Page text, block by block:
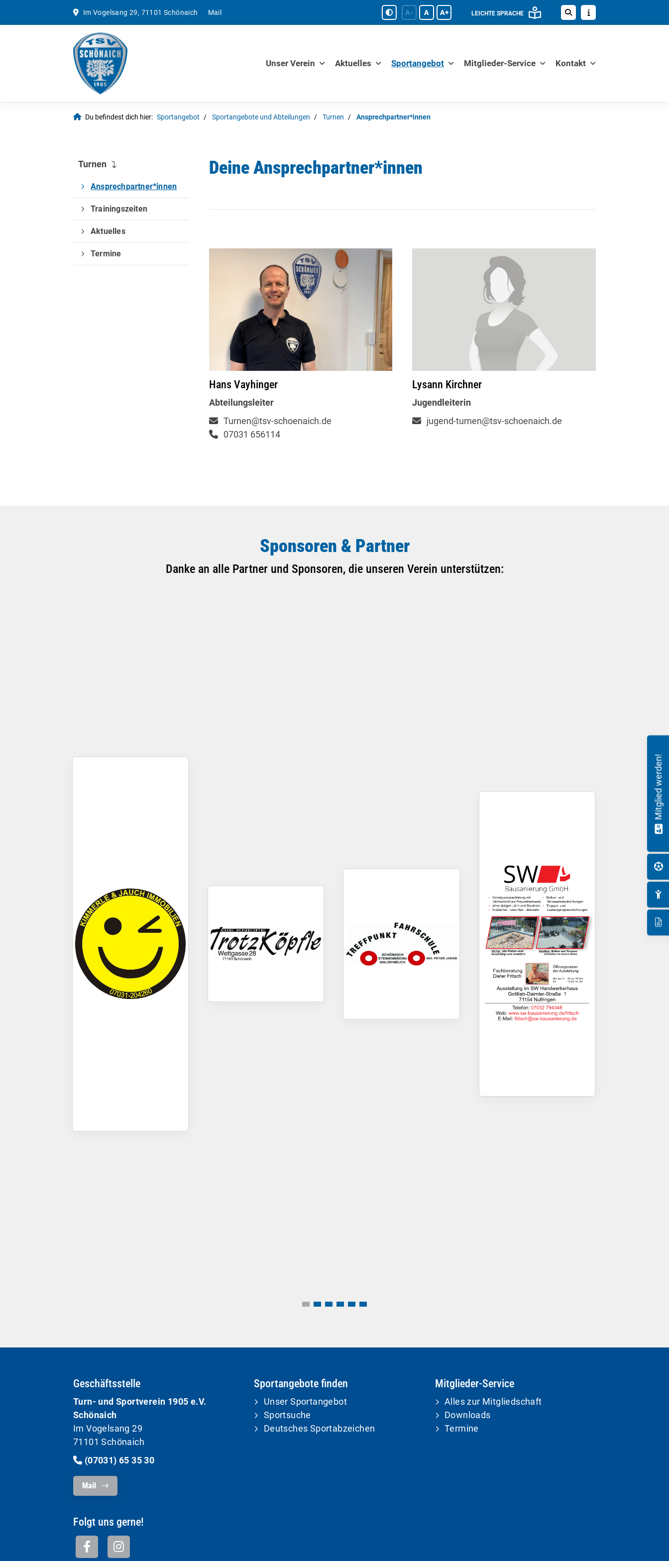
Im Vogelsang 29, 71101 Schönaich Mail A- A A+ LEICHTE SPRACHE
Unser Verein Aktuelles Sportangebot Mitglieder-Service Kontakt
Du befindest dich hier: Sportangebot Sportangebote und Abteilungen Turnen Ansprechpartner*innen
Deine Ansprechpartner*innen
Hans Vayhinger
Abteilungsleiter
Turnen@tsv-schoenaich.de
07031 656114
Lysann Kirchner
Jugendleiterin
jugend-turnen@tsv-schoenaich.de
Turnen
Ansprechpartner*innen
Trainingszeiten
Aktuelles
Termine
Sponsoren & Partner
Danke an alle Partner und Sponsoren, die unseren Verein unterstützen:
Geschäftsstelle
Turn- und Sportverein 1905 e.V.
Schönaich
Im Vogelsang 29
71101 Schönaich
(07031) 65 35 30
Mail
Sportangebote finden
Unser Sportangebot
Sportsuche
Deutsches Sportabzeichen
Mitglieder-Service
Alles zur Mitgliedschaft
Downloads
Termine
Folgt uns gerne!
Mitglied werden!
Alles zur Mitgliedschaft
Downloads
Termine
Fragen & Antworten
Im Vogelsang 29
71101 Schönaich